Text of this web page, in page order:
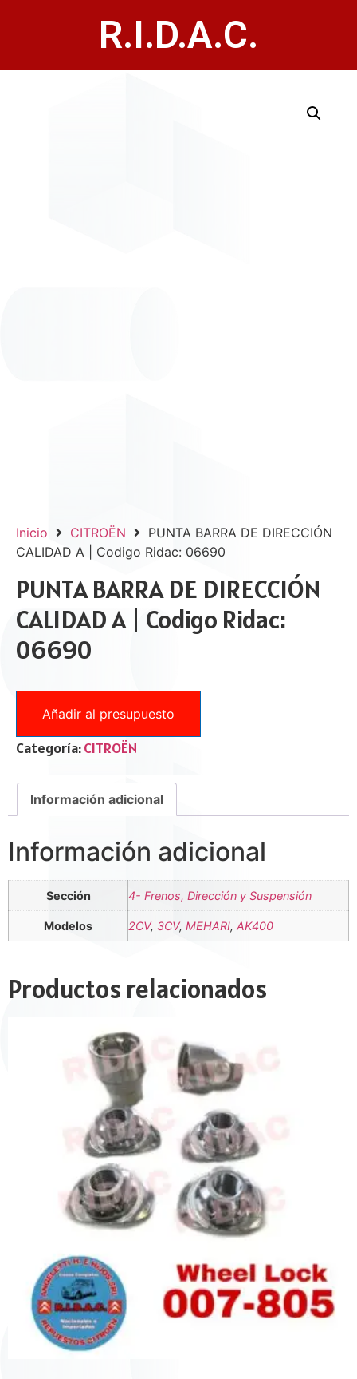
R.I.D.A.C.
Inicio CITROËN
PUNTA BARRA DE DIRECCIÓN
CALIDAD A | Codigo Ridac: 06690
PUNTA BARRA DE DIRECCIÓN
CALIDAD A | Codigo Ridac:
06690
Añadir al presupuesto
Categoría:CITROËN
Información adicional
Información adicional
Sección 4- Frenos, Dirección y Suspensión
Modelos 2CV, 3CV, MEHARI, AK400
Productos relacionados